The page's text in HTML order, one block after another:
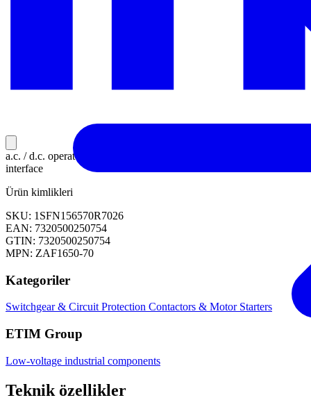
a.c. / d.c. operated wide range contactor coil with electronic
interface
Ürün kimlikleri
SKU: 1SFN156570R7026
EAN: 7320500250754
GTIN: 7320500250754
MPN: ZAF1650-70
Kategoriler
Switchgear & Circuit Protection Contactors & Motor Starters
ETIM Group
Low-voltage industrial components
Teknik özellikler